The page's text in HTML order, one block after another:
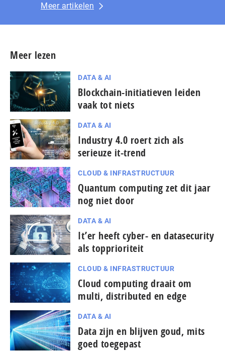
Meer artikelen
Meer lezen
DATA & AI
Blockchain-initiatieven leiden
vaak tot niets
DATA & AI
Industry 4.0 roert zich als
serieuze it-trend
CLOUD & INFRASTRUCTUUR
Quantum computing zet dit jaar
nog niet door
DATA & AI
It’er heeft cyber- en datasecurity
als topprioriteit
CLOUD & INFRASTRUCTUUR
Cloud computing draait om
multi, distributed en edge
DATA & AI
Data zijn en blijven goud, mits
goed toegepast